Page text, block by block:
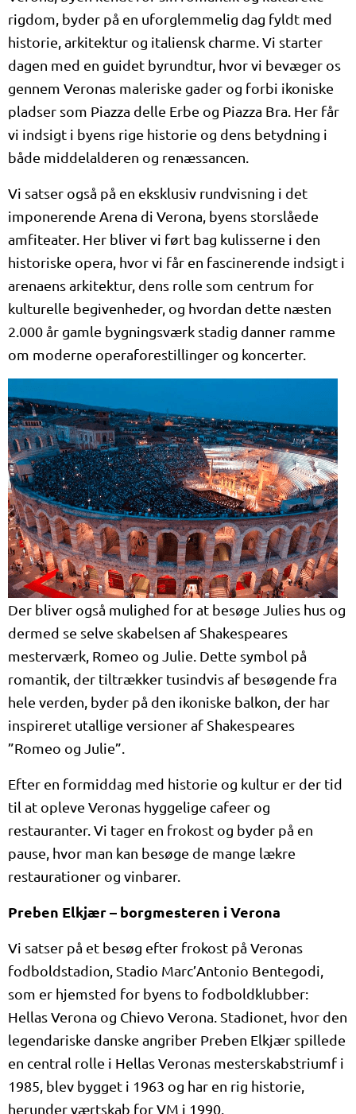
rigdom, byder på en uforglemmelig dag fyldt med
historie, arkitektur og italiensk charme. Vi starter
dagen med en guidet byrundtur, hvor vi bevæger os
gennem Veronas maleriske gader og forbi ikoniske
pladser som Piazza delle Erbe og Piazza Bra. Her får
vi indsigt i byens rige historie og dens betydning i
både middelalderen og renæssancen.
Vi satser også på en eksklusiv rundvisning i det
imponerende Arena di Verona, byens storslåede
amfiteater. Her bliver vi ført bag kulisserne i den
historiske opera, hvor vi får en fascinerende indsigt i
arenaens arkitektur, dens rolle som centrum for
kulturelle begivenheder, og hvordan dette næsten
2.000 år gamle bygningsværk stadig danner ramme
om moderne operaforestillinger og koncerter.
Der bliver også mulighed for at besøge Julies hus og
dermed se selve skabelsen af Shakespeares
mesterværk, Romeo og Julie. Dette symbol på
romantik, der tiltrækker tusindvis af besøgende fra
hele verden, byder på den ikoniske balkon, der har
inspireret utallige versioner af Shakespeares
”Romeo og Julie”.
Efter en formiddag med historie og kultur er der tid
til at opleve Veronas hyggelige cafeer og
restauranter. Vi tager en frokost og byder på en
pause, hvor man kan besøge de mange lækre
restaurationer og vinbarer.
Preben Elkjær – borgmesteren i Verona
Vi satser på et besøg efter frokost på Veronas
fodboldstadion, Stadio Marc’Antonio Bentegodi,
som er hjemsted for byens to fodboldklubber:
Hellas Verona og Chievo Verona. Stadionet, hvor den
legendariske danske angriber Preben Elkjær spillede
en central rolle i Hellas Veronas mesterskabstriumf i
1985, blev bygget i 1963 og har en rig historie,
herunder værtskab for VM i 1990.